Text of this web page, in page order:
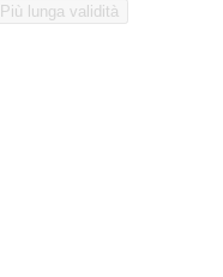
Più lunga validità